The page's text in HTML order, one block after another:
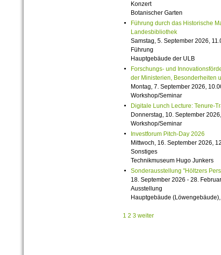
Konzert
Botanischer Garten
Führung durch das Historische
Landesbibliothek
Samstag, 5. September 2026,
Führung
Hauptgebäude der ULB
Forschungs- und
der Ministerien, Besonderheiten
Montag, 7. September 2026,
Workshop/Seminar
Digitale Lunch Lecture: Tenure-
Donnerstag, 10. September
Workshop/Seminar
Investforum Pitch-Day 2026
Mittwoch, 16. September 2026,
Sonstiges
Technikmuseum Hugo Junkers
Sonderausstellung "Höltzers
18. September 2026 - 28.
Ausstellung
Hauptgebäude
1 2 3 weiter